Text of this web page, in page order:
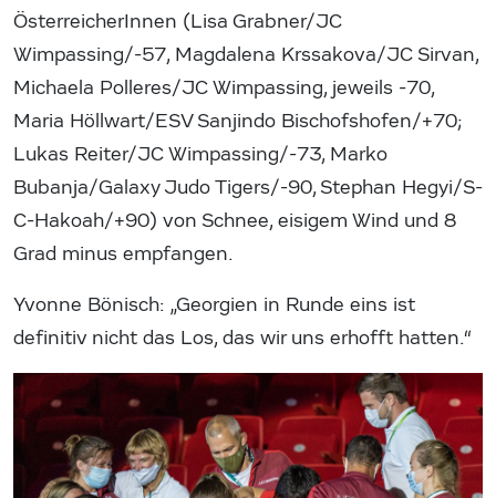
ÖsterreicherInnen (Lisa Grabner/JC
Wimpassing/-57, Magdalena Krssakova/JC Sirvan,
Michaela Polleres/JC Wimpassing, jeweils -70,
Maria Höllwart/ESV Sanjindo Bischofshofen/+70;
Lukas Reiter/JC Wimpassing/-73, Marko
Bubanja/Galaxy Judo Tigers/-90, Stephan Hegyi/S-
C-Hakoah/+90) von Schnee, eisigem Wind und 8
Grad minus empfangen.
Yvonne Bönisch: „Georgien in Runde eins ist
definitiv nicht das Los, das wir uns erhofft hatten.“